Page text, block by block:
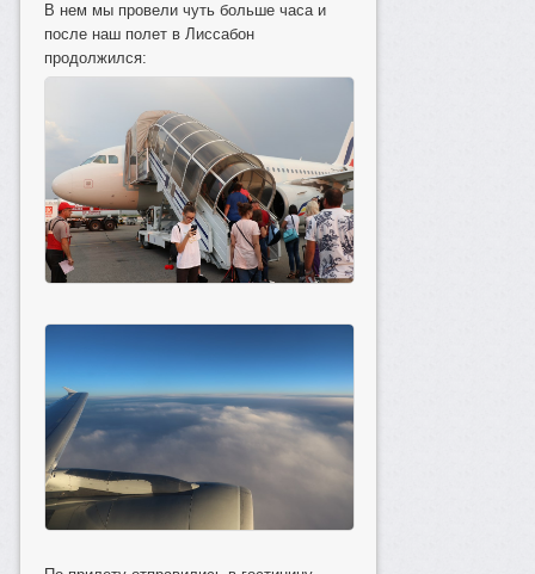
В нем мы провели чуть больше часа и
после наш полет в Лиссабон
продолжился: